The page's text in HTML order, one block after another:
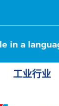
in a
工业行业